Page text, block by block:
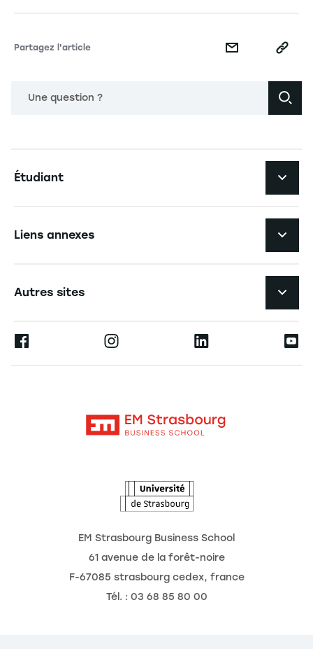
Partagez l'article
Une question ?
Étudiant
La recherche
Liens annexes
Autres sites
Ernest
EM Strasbourg Business School
61 avenue de la forêt-noire
F-67085 strasbourg cedex, france
Tél. : 03 68 85 80 00